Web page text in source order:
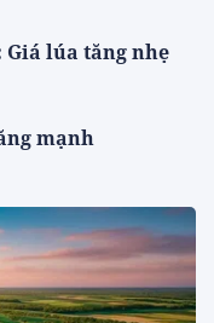
Giá lúa tăng nhẹ
mạnh